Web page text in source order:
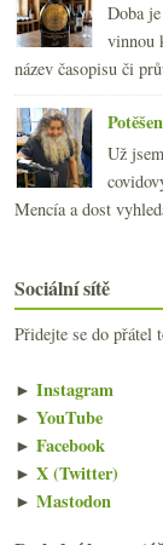
Doba
vinnou
název časopisu či
Už
Mencía a dost
Sociální sítě
Přidejte se do přátel
► Instagram
► YouTube
► Facebook
► X (Twitter)
► Mastodon